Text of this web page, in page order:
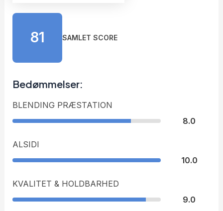
81 SAMLET SCORE
Bedømmelser:
BLENDING PRÆSTATION
8.0
ALSIDI
10.0
KVALITET & HOLDBARHED
9.0